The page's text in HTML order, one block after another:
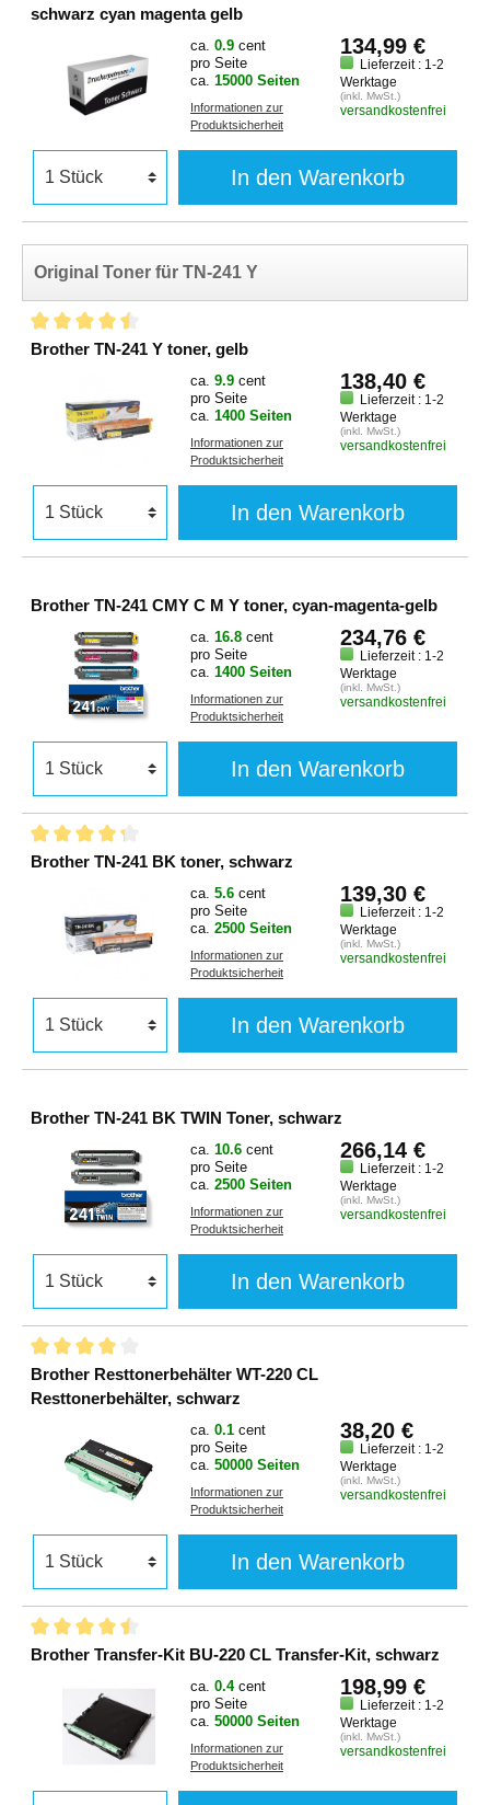
schwarz cyan magenta gelb
ca. 0.9 cent
pro Seite
ca. 15000 Seiten
Informationen zur
Produktsicherheit
134,99 €
Lieferzeit : 1-2
Werktage
(inkl. MwSt.)
versandkostenfrei
In den Warenkorb
Original Toner für TN-241 Y
Brother TN-241 Y toner, gelb
ca. 9.9 cent
pro Seite
ca. 1400 Seiten
Informationen zur
Produktsicherheit
138,40 €
Lieferzeit : 1-2
Werktage
(inkl. MwSt.)
versandkostenfrei
In den Warenkorb
Brother TN-241 CMY C M Y toner, cyan-magenta-gelb
ca. 16.8 cent
pro Seite
ca. 1400 Seiten
Informationen zur
Produktsicherheit
234,76 €
Lieferzeit : 1-2
Werktage
(inkl. MwSt.)
versandkostenfrei
In den Warenkorb
Brother TN-241 BK toner, schwarz
ca. 5.6 cent
pro Seite
ca. 2500 Seiten
Informationen zur
Produktsicherheit
139,30 €
Lieferzeit : 1-2
Werktage
(inkl. MwSt.)
versandkostenfrei
In den Warenkorb
Brother TN-241 BK TWIN Toner, schwarz
ca. 10.6 cent
pro Seite
ca. 2500 Seiten
Informationen zur
Produktsicherheit
266,14 €
Lieferzeit : 1-2
Werktage
(inkl. MwSt.)
versandkostenfrei
In den Warenkorb
Brother Resttonerbehälter WT-220 CL
Resttonerbehälter, schwarz
ca. 0.1 cent
pro Seite
ca. 50000 Seiten
Informationen zur
Produktsicherheit
38,20 €
Lieferzeit : 1-2
Werktage
(inkl. MwSt.)
versandkostenfrei
In den Warenkorb
Brother Transfer-Kit BU-220 CL Transfer-Kit, schwarz
ca. 0.4 cent
pro Seite
ca. 50000 Seiten
Informationen zur
Produktsicherheit
198,99 €
Lieferzeit : 1-2
Werktage
(inkl. MwSt.)
versandkostenfrei